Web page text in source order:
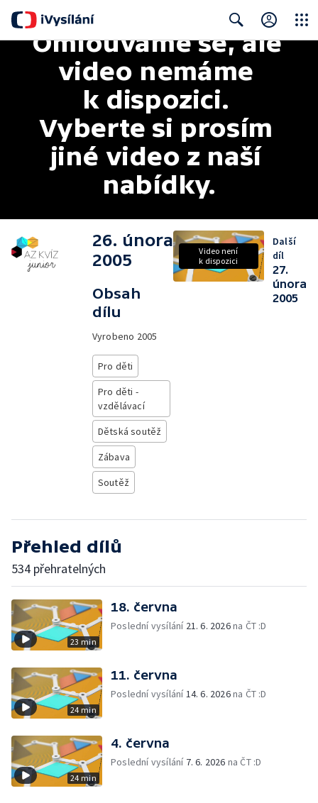
Search
Omlouváme se, ale
video nemáme
k dispozici.
Vyberte si prosím
jiné video z naší
nabídky.
26. února
2005
Obsah
dílu
Vyrobeno 2005
Pro děti
Pro děti -
vzdělávací
Dětská soutěž
Zábava
Soutěž
Video není
k dispozici
Další
díl
27.
února
2005
Přehled dílů
534 přehratelných
23 min
18. června
Poslední vysílání 21. 6. 2026na ČT :D
24 min
11. června
Poslední vysílání14. 6. 2026na ČT :D
24 min
4. června
Poslední vysílání 7. 6. 2026 na ČT :D